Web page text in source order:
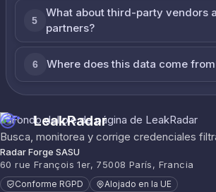
5
What about third-party vendors
partners?
6 Where does this data come
LeakRadar
Busca, monitorea y corrige credenciales
Radar Forge SASU
60 rue François 1er, 75008 París, Francia
Conforme RGPD Alojado en la UE